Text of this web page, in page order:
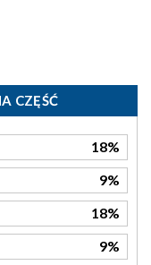
CZĘŚĆ
18%
9%
18%
9%